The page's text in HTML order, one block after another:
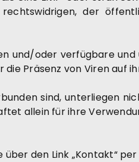
der
und/oder verfügbare
Präsenz von Viren auf
sind, unterliegen
allein für ihre
den Link „Kontakt“